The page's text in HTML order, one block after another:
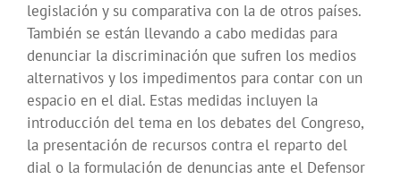
legislación y su comparativa con la de otros países.
También se están llevando a cabo medidas para
denunciar la discriminación que sufren los medios
alternativos y los impedimentos para contar con un
espacio en el dial. Estas medidas incluyen la
introducción del tema en los debates del Congreso,
la presentación de recursos contra el reparto del
dial o la formulación de denuncias ante el Defensor